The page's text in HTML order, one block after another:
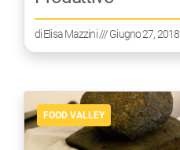
diElisa Mazzini/// Giugno 27, 2018
FOOD VALLEY